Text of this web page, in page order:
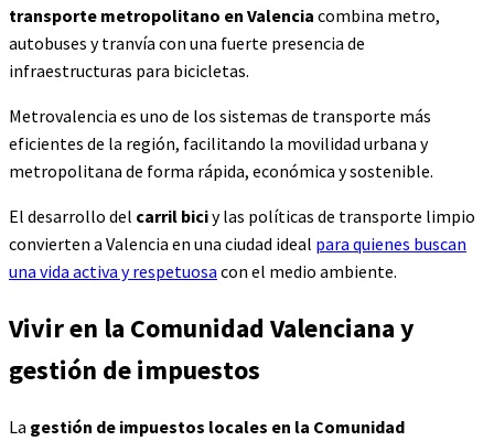
transporte metropolitano en Valencia combina metro,
autobuses y tranvía con una fuerte presencia de
infraestructuras para bicicletas.
Metrovalencia es uno de los sistemas de transporte más
eficientes de la región, facilitando la movilidad urbana y
metropolitana de forma rápida, económica y sostenible.
El desarrollo del carril biciy las políticas de transporte limpio
convierten a Valencia en una ciudad ideal para quienes buscan
una vida activa y respetuosa con el medio ambiente.
Vivir en la Comunidad Valenciana y
gestión de impuestos
La gestión de impuestos locales en la Comunidad